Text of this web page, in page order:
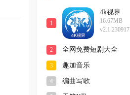
1
4k视界
16.67MB
v2.1.230917
2 全网免费短剧大全
3 趣加音乐
4 编曲写歌